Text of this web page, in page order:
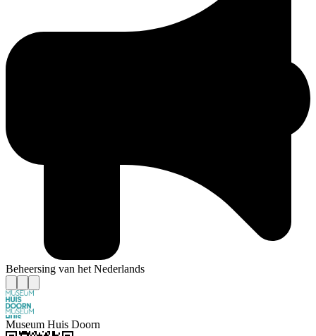
Beheersing van het Nederlands
Museum Huis Doorn